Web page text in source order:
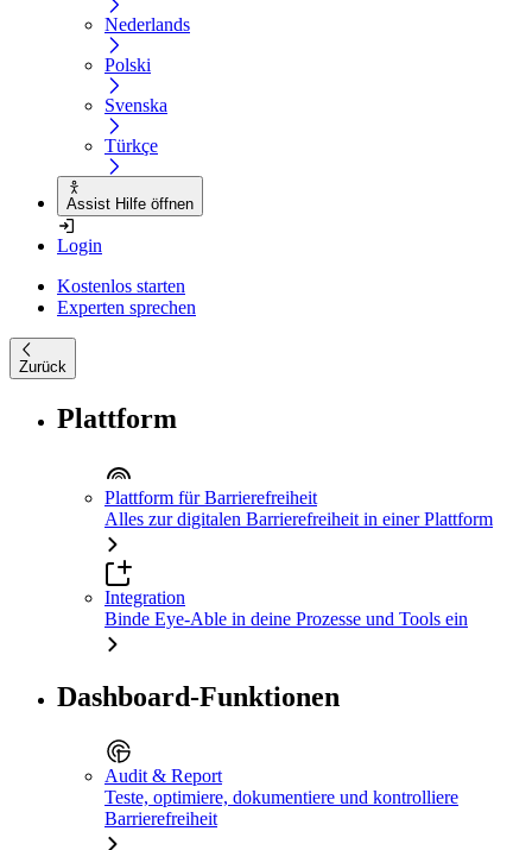
Nederlands
Polski
Svenska
Türkçe
Assist Hilfe öffnen
Login
Kostenlos starten
Experten sprechen
Zurück
Plattform
Plattform für Barrierefreiheit
Alles zur digitalen Barrierefreiheit in einer Plattform
Integration
Binde Eye-Able in deine Prozesse und Tools ein
Dashboard-Funktionen
Audit & Report
Teste, optimiere, dokumentiere und kontrolliere
Barrierefreiheit